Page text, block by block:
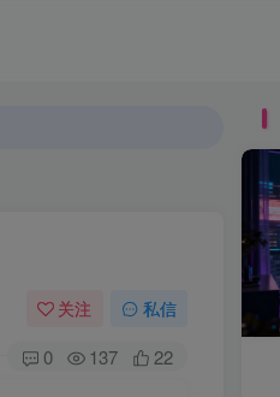
关注 私信
0 137 22